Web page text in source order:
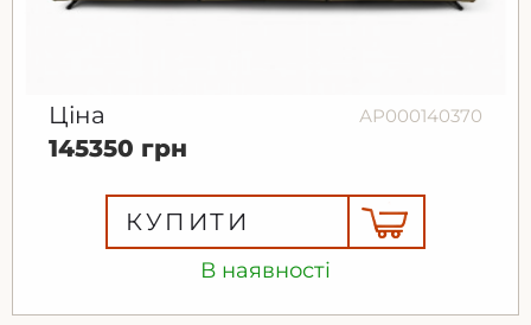
В наявності
Ціна АР000140370
145350 грн
КУПИТИ